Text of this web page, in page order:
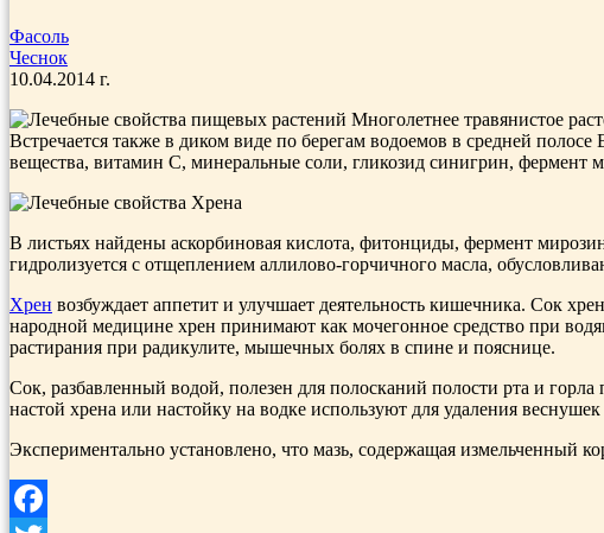
Фасоль
Чеснок
10.04.2014 г.
Многолетнее травянистое
Встречается также в диком виде по берегам водоемов в средней
вещества, витамин С, ми­неральные соли, гликозид синигрин, фермент
В листьях найдены ас­корбиновая кислота, фитонциды, фермент
гидролизуется с отщеплением аллилово-горчичного масла,
Хрен возбуждает аппетит и улучшает дея­тельность кишечника. Сок
народной медицине хрен принимают как мочегонное средство при
растирания при радикулите, мышечных болях в спине и пояснице.
Сок, разбавленный водой, полезен для полосканий полости рта и
настой хрена или настойку на водке используют для удаления
Экспериментально установлено, что мазь, содержащая измельченный